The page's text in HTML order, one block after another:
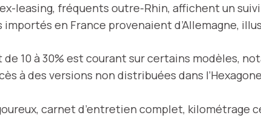
leasing, fréquents outre-Rhin, affichent un
importés en France provenaient d’Allemagne,
de 10 à 30% est courant sur certains modèles,
à des versions non distribuées dans
carnet d’entretien complet, kilométrage